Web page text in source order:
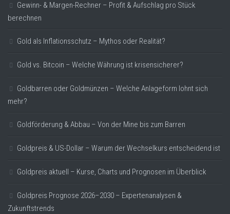
Gewinn- & Margen-Rechner – Profit & Aufschlag pro Stück
berechnen
Gold als Inflationsschutz – Mythos oder Realität?
Gold vs. Bitcoin – Welche Währung ist krisensicherer?
Goldbarren oder Goldmünzen – Welche Anlageform lohnt sich
mehr?
Goldförderung & Abbau – Von der Mine bis zum Barren
Goldpreis & US-Dollar – Warum der Wechselkurs entscheidend ist
Goldpreis aktuell – Kurse, Charts und Prognosen im Überblick
Goldpreis Prognose 2026–2030 – Expertenanalysen &
Zukunftstrends